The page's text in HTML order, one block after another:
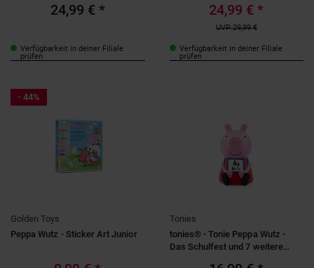
24,99 € *
Verfügbarkeit in deiner Filiale
prüfen
24,99 € *
UVP 29,99 €
Verfügbarkeit in deiner Filiale
prüfen
- 44%
Golden Toys
Peppa Wutz - Sticker Art Junior
Tonies
tonies® - Tonie Peppa Wutz -
Das Schulfest und 7 weitere